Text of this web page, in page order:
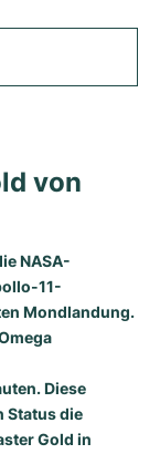
von
NASA-
11-
Mondlandung.
Diese
Status die
Gold in